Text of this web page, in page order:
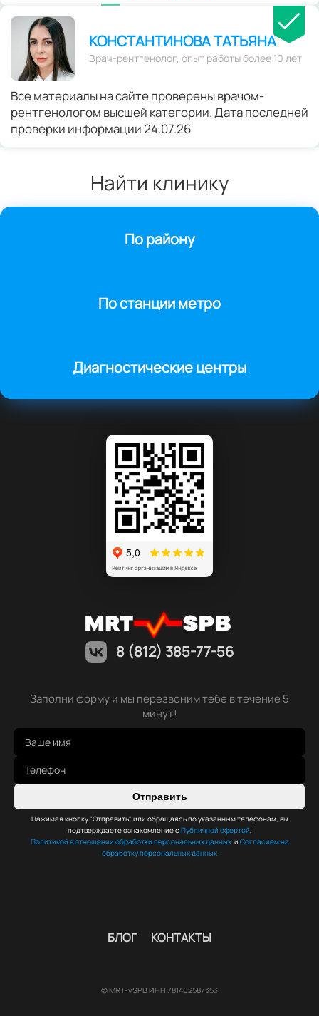
КОНСТАНТИНОВА ТАТЬЯНА
Врач-рентгенолог, опыт работы более 10 лет
Все материалы на сайте проверены врачом-
рентгенологом высшей категории. Дата последней
проверки информации 24.07.26
Найти клинику
По району
По станции метро
Диагностические центры
8 (812) 385-77-56
Заполни форму и мы перезвоним тебе в течение 5
минут!
Отправить
Нажимая кнопку "Отправить" или обращаясь по указанным телефонам, вы
подтверждаете ознакомление с Публичной офертой
Политикой в отношении обработки персональных данных и Согласием на
обработку персональных данных
БЛОГ КОНТАКТЫ
© MRT-vSPB ИНН 781462587353